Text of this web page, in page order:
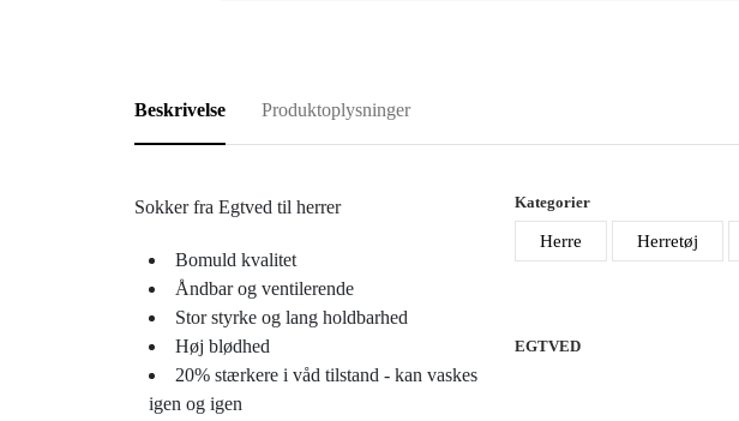
Beskrivelse Produktoplysninger
Sokker fra Egtved til herrer
Bomuld kvalitet
Åndbar og ventilerende
Stor styrke og lang holdbarhed
Høj blødhed
20% stærkere i våd tilstand - kan vaskes
igen og igen
Kategorier
Herre Herretøj
EGTVED